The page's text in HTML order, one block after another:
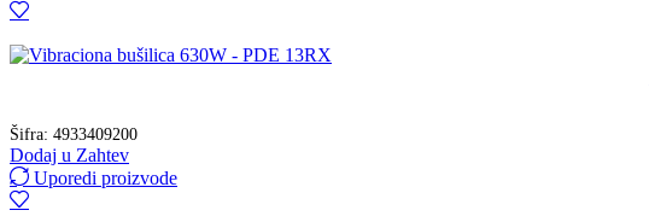
Šifra: 4933409200
Dodaj u Zahtev
Uporedi proizvode